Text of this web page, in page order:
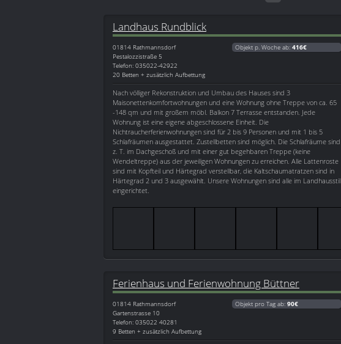
Landhaus Rundblick
01814 Rathmannsdorf
Pestalozzistraße 5
Telefon: 035022-42922
20 Betten + zusätzlich Aufbettung
Objekt p. Woche ab: 416€
Nach völliger Rekonstruktion und Umbau des Hauses sind 3
Maisonettenkomfortwohnungen und eine Wohnung ohne Treppe von ca. 65
-148 qm und mit großem möbl. Balkon 7 Terrasse entstanden. Jede
Wohnung ist eine eigene abgeschlossene Einheit. Die
Nichtraucherferienwohnungen sind für 2 bis 9 Personen und mit 1 bis 5
Schlafräumen ausgestattet. Zustellbetten sind möglich. Die Schlafräume sind
z. T. im Dachgeschoß und mit einer gut begehbaren Treppe (keine
Wendeltreppe) aus der jeweiligen Wohnungen zu erreichen. Alle Lattenroste
sind mit Kopfteil und Härtegrad verstellbar, die Kaltschaumatratzen sind in
Härtegrad 2 und 3 ausgewählt. Unsere Wohnungen sind alle im Landhausstil
eingerichtet.
Ferienhaus und Ferienwohnung Büttner
01814 Rathmannsdorf
Gartenstrasse 10
Telefon: 035022 40281
9 Betten + zusätzlich Aufbettung
Objekt pro Tag ab: 90€